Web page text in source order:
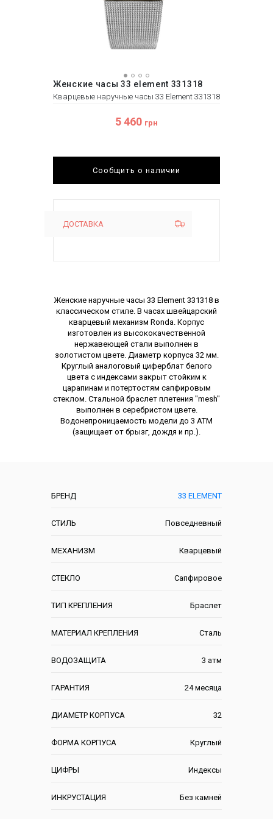
Женские часы 33 element 331318
Кварцевые наручные часы 33 Element 331318
5 460 грн
Сообщить о наличии
ДОСТАВКА
БРЕНД 33 ELEMENT
СТИЛЬ Повседневный
МЕХАНИЗМ Кварцевый
СТЕКЛО Сапфировое
ТИП КРЕПЛЕНИЯ Браслет
МАТЕРИАЛ КРЕПЛЕНИЯ Сталь
ВОДОЗАЩИТА 3 атм
ГАРАНТИЯ 24 месяца
ДИАМЕТР КОРПУСА 32
ФОРМА КОРПУСА Круглый
ЦИФРЫ Индексы
ИНКРУСТАЦИЯ Без камней
Описание
Женские наручные часы 33 Element 331318 в
классическом стиле. В часах швейцарский
кварцевый механизм Ronda. Корпус
изготовлен из высококачественной
нержавеющей стали выполнен в
золотистом цвете. Диаметр корпуса 32 мм.
Круглый аналоговый циферблат белого
цвета с индексами закрыт стойким к
царапинам и потертостям сапфировым
стеклом. Стальной браслет плетения "mesh"
выполнен в серебристом цвете.
Водонепроницаемость модели до 3 АТМ
(защищает от брызг, дождя и пр.).